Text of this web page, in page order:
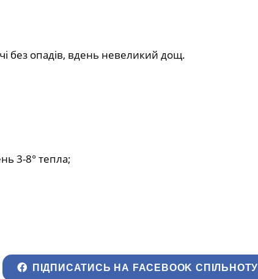
без опадів, вдень невеликий дощ.
3-8° тепла;
ПІДПИСАТИСЬ НА FACEBOOK СПІЛЬНОТУ